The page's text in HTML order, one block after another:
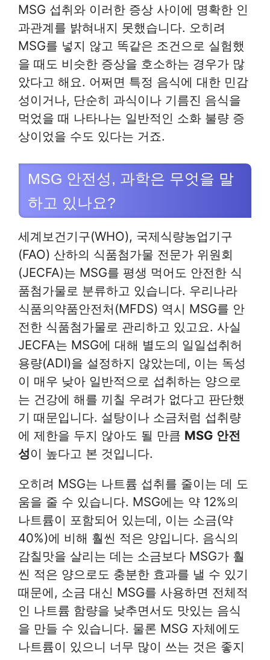
MSG 섭취와 이러한 증상 사이에 명확한 인
과관계를 밝혀내지 못했습니다. 오히려
MSG를 넣지 않고 똑같은 조건으로 실험했
을 때도 비슷한 증상을 호소하는 경우가 많
았다고 해요. 어쩌면 특정 음식에 대한 민감
성이거나, 단순히 과식이나 기름진 음식을
먹었을 때 나타나는 일반적인 소화 불량 증
상이었을 수도 있다는 거죠.
MSG 안전성, 과학은 무엇을 말
하고 있나요?
세계보건기구(WHO), 국제식량농업기구
(FAO) 산하의 식품첨가물 전문가 위원회
(JECFA)는 MSG를 평생 먹어도 안전한 식
품첨가물로 분류하고 있습니다. 우리나라
식품의약품안전처(MFDS) 역시 MSG를 안
전한 식품첨가물로 관리하고 있고요. 사실
JECFA는 MSG에 대해 별도의 일일섭취허
용량(ADI)을 설정하지 않았는데, 이는 독성
이 매우 낮아 일반적으로 섭취하는 양으로
는 건강에 해를 끼칠 우려가 없다고 판단했
기 때문입니다. 설탕이나 소금처럼 섭취량
에 제한을 두지 않아도 될 만큼 MSG 안전
성이 높다고 본 것입니다.
오히려 MSG는 나트륨 섭취를 줄이는 데 도
움을 줄 수 있습니다. MSG에는 약 12%의
나트륨이 포함되어 있는데, 이는 소금(약
40%)에 비해 훨씬 적은 양입니다. 음식의
감칠맛을 살리는 데는 소금보다 MSG가 훨
씬 적은 양으로도 충분한 효과를 낼 수 있기
때문에, 소금 대신 MSG를 사용하면 전체적
인 나트륨 함량을 낮추면서도 맛있는 음식
을 만들 수 있습니다. 물론 MSG 자체에도
나트륨이 있으니 너무 많이 쓰는 것은 좋지